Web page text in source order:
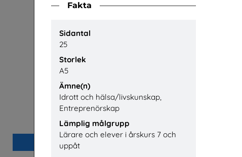
Fakta
Sidantal
25
Storlek
A5
Ämne(n)
Idrott och hälsa/livskunskap,
Entreprenörskap
Lämplig målgrupp
Lärare och elever i årskurs 7 och
uppåt
Bostäder, hyror och historia
Beställ 0kr